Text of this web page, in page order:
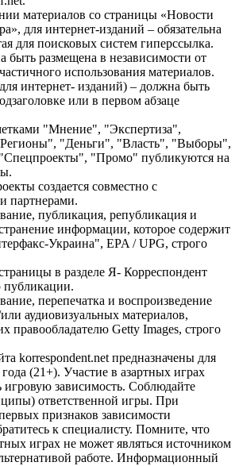
материалов со страницы «Новости
для интернет-изданий – обязательна
для поисковых систем гиперссылка.
быть размещена в независимости от
использования материалов.
интернет- изданий) – должна быть
или в первом абзаце
"Мнение", "Экспертиза",
"Деньги", "Власть", "Выборы",
"Промо" публикуются на
создается совместно с
партнерами.
публикация, републикация и
информации, которое содержит
Украина", EPA / UPG, строго
в разделе Я- Корреспондент
публикации.
перепечатка и воспроизведение
аудиовизуальных материалов,
правообладателю Getty Images, строго
korrespondent.net предназначены для
(21+). Участие в азартных играх
игровую зависимость. Соблюдайте
ответственной игры. При
признаков зависимости
к специалисту. Помните, что
играх не может являться источником
работе. Информационный